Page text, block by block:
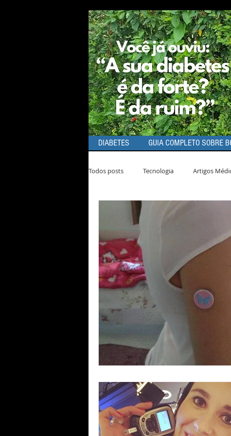
DIABETES GUIA COMPLETO SOBRE
Todos posts Tecnologia Artigos
Dicas de Produtos